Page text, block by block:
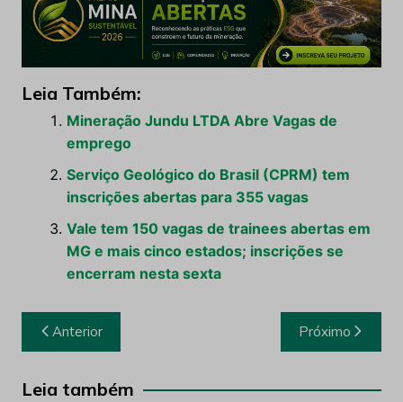
Leia Também:
Mineração Jundu LTDA Abre Vagas de
emprego
Serviço Geológico do Brasil (CPRM) tem
inscrições abertas para 355 vagas
Vale tem 150 vagas de trainees abertas em
MG e mais cinco estados; inscrições se
encerram nesta sexta
Navegação
de
Post
Anterior Próximo
Leia também